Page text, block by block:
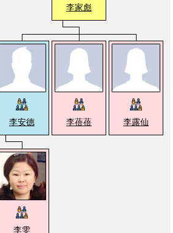
李家彪
李安德
李雯
李蓓蓓 李露仙